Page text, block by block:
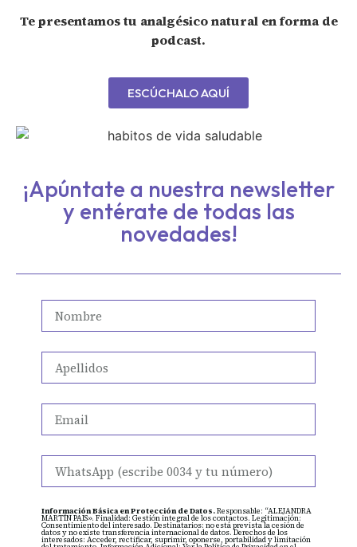
Te presentamos tu analgésico natural en forma de
podcast.
ESCÚCHALO AQUÍ
¡Apúntate a nuestra newsletter
y entérate de todas las
novedades!
Información Básica en Protección de Datos.Responsable: “ALEJANDRA
MARTÍN PAIS». Finalidad: Gestión integral de los contactos. Legitimación:
Consentimiento del interesado. Destinatarios: no está prevista la cesión de
datos y no existe transferencia internacional de datos. Derechos de los
interesados: Acceder, rectificar, suprimir, oponerse, portabilidad y limitación